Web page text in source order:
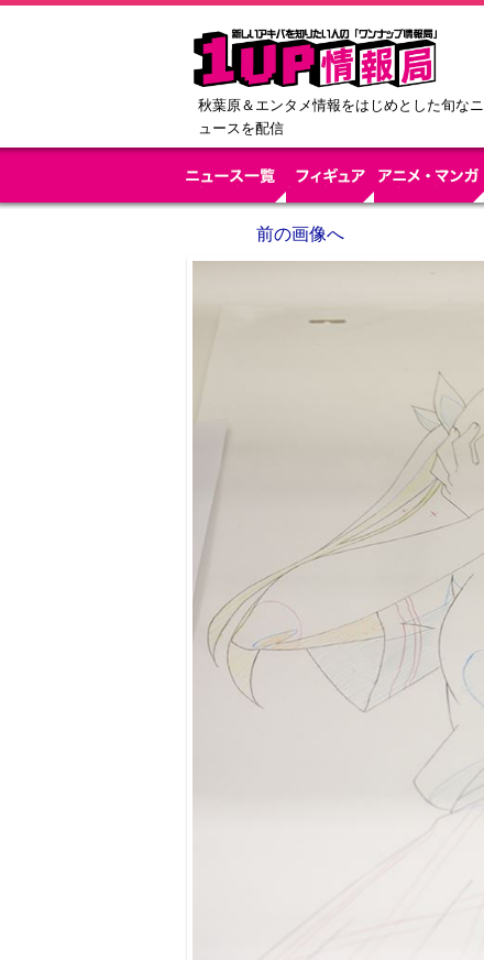
秋葉原＆エンタメ情報をはじめとした旬なニ
ュースを配信
前の画像へ